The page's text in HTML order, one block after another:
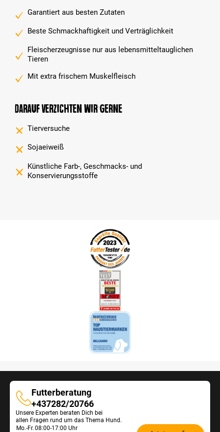
Garantiert aus besten Zutaten
Beste Schmackhaftigkeit und Verträglichkeit
Fleischerzeugnisse nur aus lebensmitteltauglichen
Tieren
Mit extra frischem Muskelfleisch
Darauf verzichten wir gerne
Tierversuche
Sojaeiweiß
Künstliche Farb-, Geschmacks- und
Konservierungsstoffe
Futterberatung
Futterberatung
+437282/20766
Unsere Experten beraten Dich bei
allen Fragen rund um das Thema Hund.
Mo.-Fr. 08:00-17:00 Uhr